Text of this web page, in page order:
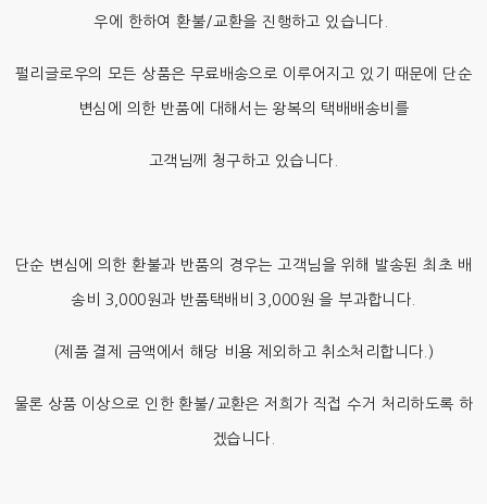
우에 한하여 환불/교환을 진행하고 있습니다.
펄리글로우의 모든 상품은 무료배송으로 이루어지고 있기 때문에 단순
변심에 의한 반품에 대해서는 왕복의 택배배송비를
고객님께 청구하고 있습니다.
단순 변심에 의한 환불과 반품의 경우는 고객님을 위해 발송된 최초 배
송비 3,000원과 반품택배비 3,000원 을 부과합니다.
(제품 결제 금액에서 해당 비용 제외하고 취소처리합니다.)
물론 상품 이상으로 인한 환불/교환은 저희가 직접 수거 처리하도록 하
겠습니다.